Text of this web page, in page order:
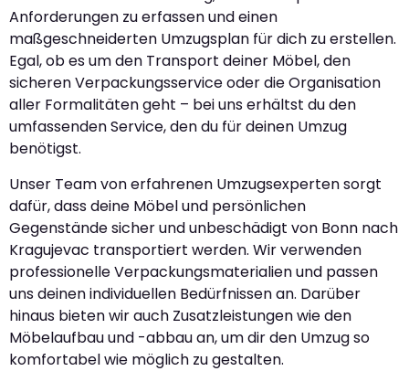
Anforderungen zu erfassen und einen
maßgeschneiderten Umzugsplan für dich zu erstellen.
Egal, ob es um den Transport deiner Möbel, den
sicheren Verpackungsservice oder die Organisation
aller Formalitäten geht – bei uns erhältst du den
umfassenden Service, den du für deinen Umzug
benötigst.
Unser Team von erfahrenen Umzugsexperten sorgt
dafür, dass deine Möbel und persönlichen
Gegenstände sicher und unbeschädigt von Bonn nach
Kragujevac transportiert werden. Wir verwenden
professionelle Verpackungsmaterialien und passen
uns deinen individuellen Bedürfnissen an. Darüber
hinaus bieten wir auch Zusatzleistungen wie den
Möbelaufbau und -abbau an, um dir den Umzug so
komfortabel wie möglich zu gestalten.